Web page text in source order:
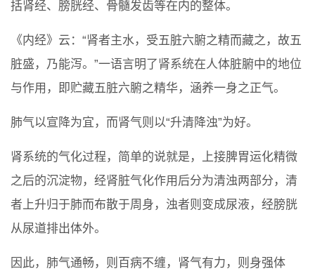
括肾经、膀胱经、骨髓发齿等在内的整体。
《内经》云：“肾者主水，受五脏六腑之精而藏之，故五
脏盛，乃能泻。”一语言明了肾系统在人体脏腑中的地位
与作用，即贮藏五脏六腑之精华，涵养一身之正气。
肺气以宣降为宜，而肾气则以“升清降浊”为好。
肾系统的气化过程，简单的说就是，上接脾胃运化精微
之后的沉淀物，经肾脏气化作用后分为清浊两部分，清
者上升归于肺而布散于周身，浊者则变成尿液，经膀胱
从尿道排出体外。
因此，肺气通畅，则百病不缠，肾气有力，则身强体